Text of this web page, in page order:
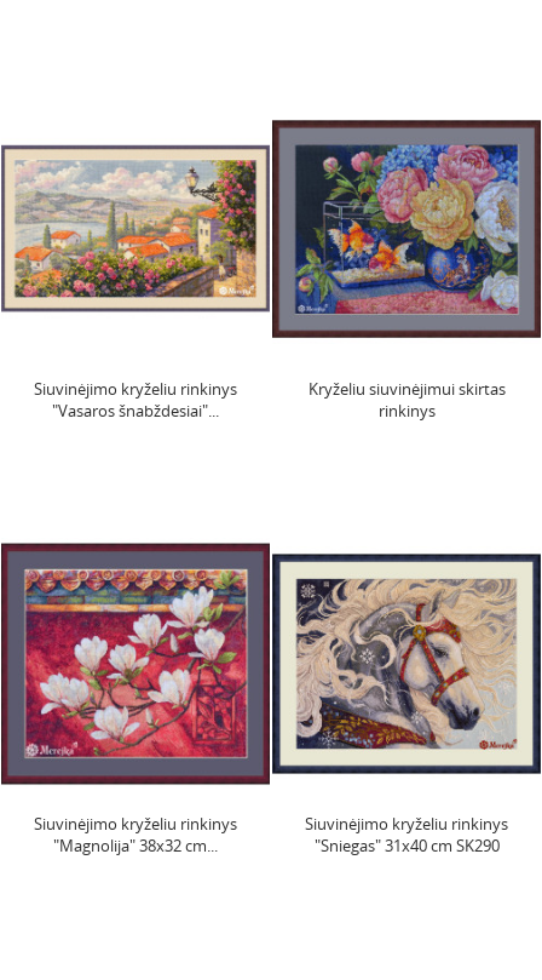
Siuvinėjimo kryželiu rinkinys
"Vasaros šnabždesiai"...
Kryželiu siuvinėjimui skirtas
rinkinys
Siuvinėjimo kryželiu rinkinys
"Magnolija" 38x32 cm...
Siuvinėjimo kryželiu rinkinys
"Sniegas" 31x40 cm SK290